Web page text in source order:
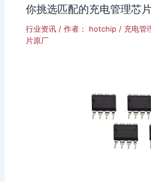
你挑选匹配的充电管理芯
行业资讯 / 作者： hotchip / 充电管
片原厂